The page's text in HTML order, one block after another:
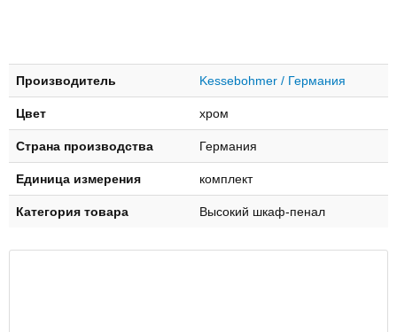
Производитель Kessebohmer / Германия
Цвет хром
Страна производства Германия
Единица измерения комплект
Категория товара Высокий шкаф-пенал